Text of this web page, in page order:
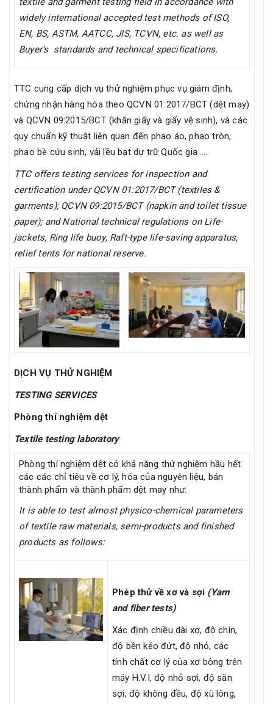
widely international accepted test methods of ISO,
EN, BS, ASTM, AATCC, JIS, TCVN, etc. as well as
Buyer’s standards and technical specifications.
TTC cung cấp dịch vụ thử nghiệm phục vụ giám định,
chứng nhận hàng hóa theo QCVN 01:2017/BCT (dệt may)
và QCVN 09:2015/BCT (khăn giấy và giấy vệ sinh), và các
quy chuẩn kỹ thuật liên quan đến phao áo, phao tròn,
phao bè cứu sinh, vải lều bạt dự trữ Quốc gia ….
TTC offers testing services for inspection and
certification under QCVN 01:2017/BCT (textiles &
garments); QCVN 09:2015/BCT (napkin and toilet tissue
paper); and National technical regulations on Life-
jackets, Ring life buoy, Raft-type life-saving apparatus,
relief tents for national reserve.
DỊCH VỤ THỬ NGHIỆM
TESTING SERVICES
Phòng thí nghiệm dệt
Textile testing laboratory
Phòng thí nghiệm dệt có khả năng thử nghiệm hầu hết
các các chỉ tiêu về cơ lý, hóa của nguyên liệu, bán
thành phẩm và thành phẩm dệt may như:
It is able to test almost physico-chemical parameters
of textile raw materials, semi-products and finished
products as follows:
Phép thử về xơ và sợi (Yarn
and fiber tests)
Xác định chiều dài xơ, độ chín,
độ bền kéo đứt, độ nhỏ, các
tính chất cơ lý của xơ bông trên
máy H.V.I, độ nhỏ sợi, độ săn
sợi, độ không đều, độ xù lông,